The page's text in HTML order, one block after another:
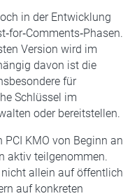
in der Entwicklung
Version wird im
davon ist die
für
Schlüssel im
oder bereitstellen.
KMO von Beginn an
aktiv teilgenommen.
allein auf öffentlich
auf konkreten